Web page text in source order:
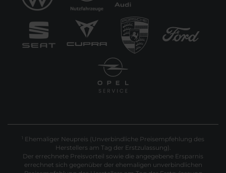
1 Ehemaliger Neupreis (Unverbindliche Preisempfehlung des
Herstellers am Tag der Erstzulassung).
Der errechnete Preisvorteil sowie die angegebene Ersparnis
errechnet sich gegenüber der ehemaligen unverbindlichen